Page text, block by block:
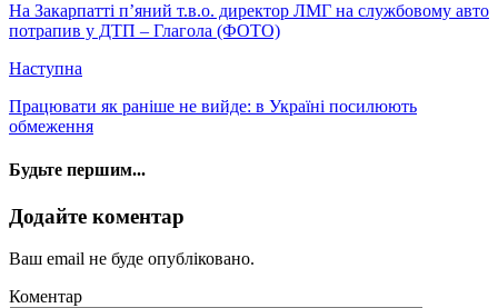
На Закарпатті п’яний т.в.о. директор ЛМГ на службовому авто
потрапив у ДТП – Глагола (ФОТО)
Наступна
Працювати як раніше не вийде: в Україні посилюють
обмеження
Будьте першим...
Додайте коментар
Ваш email не буде опубліковано.
Коментар